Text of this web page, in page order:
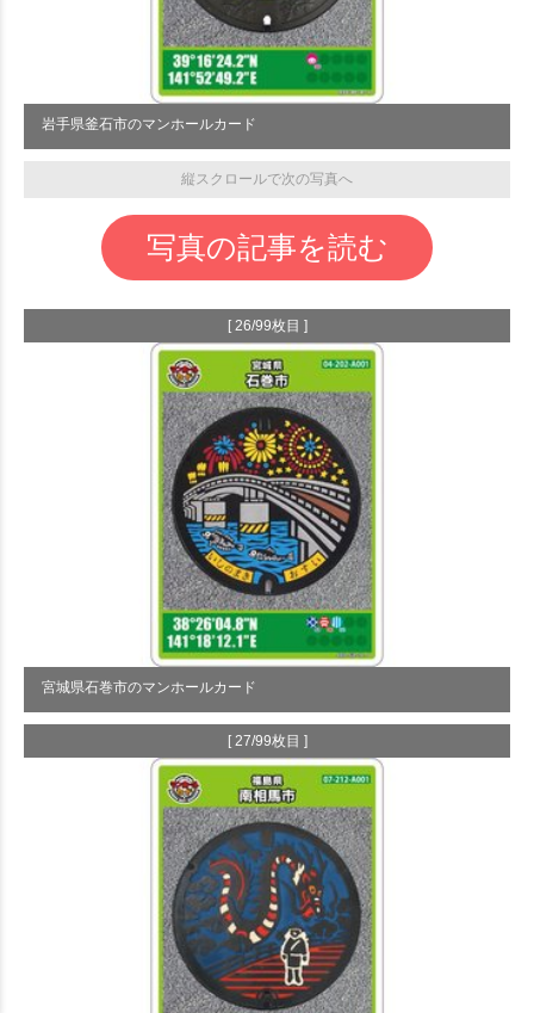
岩手県釜石市のマンホールカード
縦スクロールで次の写真へ
写真の記事を読む
[ 26/99枚目 ]
宮城県石巻市のマンホールカード
[ 27/99枚目 ]